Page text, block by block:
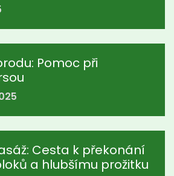
Pomoc při
Cesta k překonání
a hlubšímu prožitku